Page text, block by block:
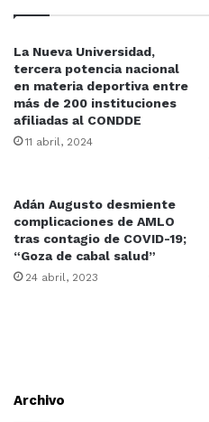
La Nueva Universidad,
tercera potencia nacional
en materia deportiva entre
más de 200 instituciones
afiliadas al CONDDE
11 abril, 2024
Adán Augusto desmiente
complicaciones de AMLO
tras contagio de COVID-19;
“Goza de cabal salud”
24 abril, 2023
Archivo